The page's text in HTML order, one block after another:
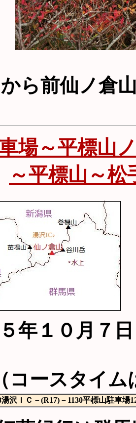
ら前仙ノ倉
場～平標山
～平標山～
年１０月７
（コースタイ
湯沢ＩＣ－(R17)－1130平標山駐車場